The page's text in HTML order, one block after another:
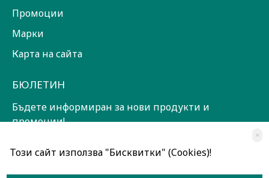
Промоции
Марки
Карта на сайта
БЮЛЕТИН
Бъдете информиран за нови продукти и
промоции!
Прочетох и съм съгласен сОбщи условия
×
Този сайт използва "Бисквитки" (Cookies)!